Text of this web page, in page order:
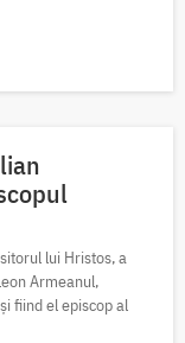
lui Hristos, a
Armeanul,
fiind el episcop al